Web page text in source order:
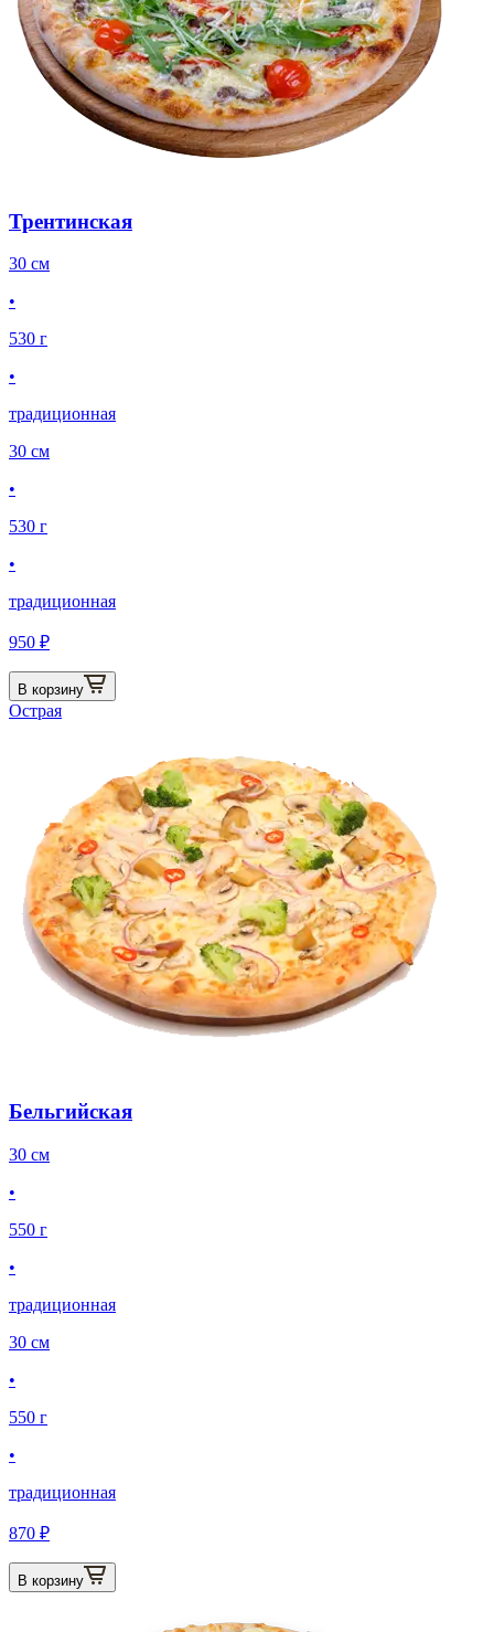
Трентинская
30 см
•
530 г
•
традиционная
30 см
•
530 г
•
традиционная
950 ₽
В корзину
Острая
Бельгийская
30 см
•
550 г
•
традиционная
30 см
•
550 г
•
традиционная
870 ₽
В корзину